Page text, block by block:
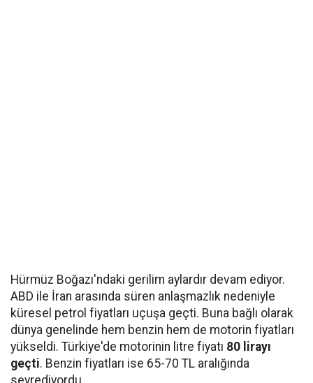
Hürmüz Boğazı'ndaki gerilim aylardır devam ediyor.
ABD ile İran arasında süren anlaşmazlık nedeniyle
küresel petrol fiyatları uçuşa geçti. Buna bağlı olarak
dünya genelinde hem benzin hem de motorin fiyatları
yükseldi. Türkiye'de motorinin litre fiyatı 80 lirayı
geçti. Benzin fiyatları ise 65-70 TL aralığında
seyrediyordu.